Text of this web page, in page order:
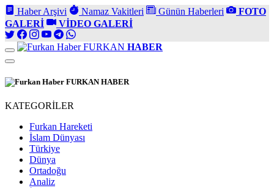
Haber Arşivi Namaz Vakitleri Günün Haberleri
FOTO
GALERİ
VİDEO GALERİ
FURKAN HABER
FURKANHABER
KATEGORİLER
Furkan Hareketi
İslam Dünyası
Türkiye
Dünya
Ortadoğu
Analiz